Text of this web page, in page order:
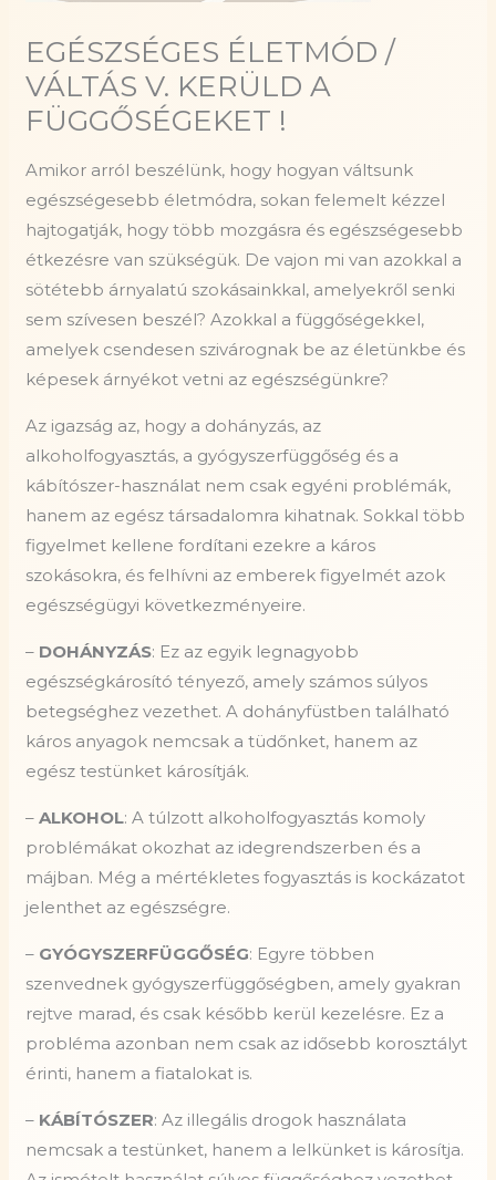
EGÉSZSÉGES ÉLETMÓD /
VÁLTÁS V. KERÜLD A
FÜGGŐSÉGEKET !
Amikor arról beszélünk, hogy hogyan váltsunk
egészségesebb életmódra, sokan felemelt kézzel
hajtogatják, hogy több mozgásra és egészségesebb
étkezésre van szükségük. De vajon mi van azokkal a
sötétebb árnyalatú szokásainkkal, amelyekről senki
sem szívesen beszél? Azokkal a függőségekkel,
amelyek csendesen szivárognak be az életünkbe és
képesek árnyékot vetni az egészségünkre?
Az igazság az, hogy a dohányzás, az
alkoholfogyasztás, a gyógyszerfüggőség és a
kábítószer-használat nem csak egyéni problémák,
hanem az egész társadalomra kihatnak. Sokkal több
figyelmet kellene fordítani ezekre a káros
szokásokra, és felhívni az emberek figyelmét azok
egészségügyi következményeire.
– DOHÁNYZÁS: Ez az egyik legnagyobb
egészségkárosító tényező, amely számos súlyos
betegséghez vezethet. A dohányfüstben található
káros anyagok nemcsak a tüdőnket, hanem az
egész testünket károsítják.
–ALKOHOL: A túlzott alkoholfogyasztás komoly
problémákat okozhat az idegrendszerben és a
májban. Még a mértékletes fogyasztás is kockázatot
jelenthet az egészségre.
– GYÓGYSZERFÜGGŐSÉG: Egyre többen
szenvednek gyógyszerfüggőségben, amely gyakran
rejtve marad, és csak később kerül kezelésre. Ez a
probléma azonban nem csak az idősebb korosztályt
érinti, hanem a fiatalokat is.
– KÁBÍTÓSZER: Az illegális drogok használata
nemcsak a testünket, hanem a lelkünket is károsítja.